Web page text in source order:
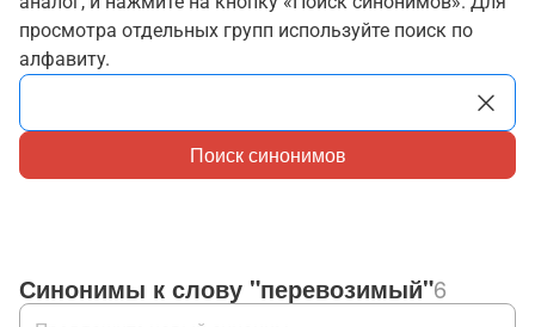
просмотра отдельных групп используйте поиск по
алфавиту.
Поиск синонимов
Синонимы к слову "перевозимый"6